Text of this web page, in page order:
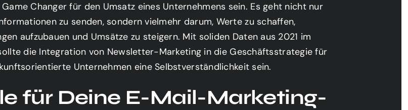
Game Changer für den Umsatz eines Unternehmens sein. Es geht nicht nur
zu senden, sondern vielmehr darum, Werte zu schaffen,
aufzubauen und Umsätze zu steigern. Mit soliden Daten aus 2021 im
die Integration von Newsletter-Marketing in die Geschäftsstrategie für
Unternehmen eine Selbstverständlichkeit sein.
für Deine E-Mail-Marketing-